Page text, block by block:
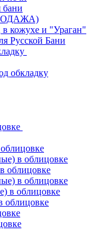
бани
в кожухе и "Ураган"
Русской Бани
обкладку
в облицовке
облицовке
в облицовке
в облицовке
облицовке